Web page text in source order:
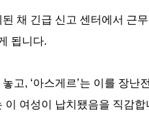
채 긴급 신고 센터에서 근
됩니다.
고, ‘아스게르’는 이를 장난
이 여성이 납치됐음을 직감합